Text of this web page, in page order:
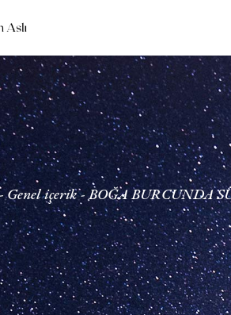
Genel içerik BOĞA BURCUNDA